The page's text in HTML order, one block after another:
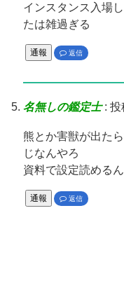
インスタンス入場
たは雑過ぎる
通報 返信
名無しの鑑定士: 投
熊とか害獣が出た
じなんやろ
資料で設定読める
通報 返信